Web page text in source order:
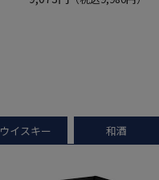
ウイスキー 和酒